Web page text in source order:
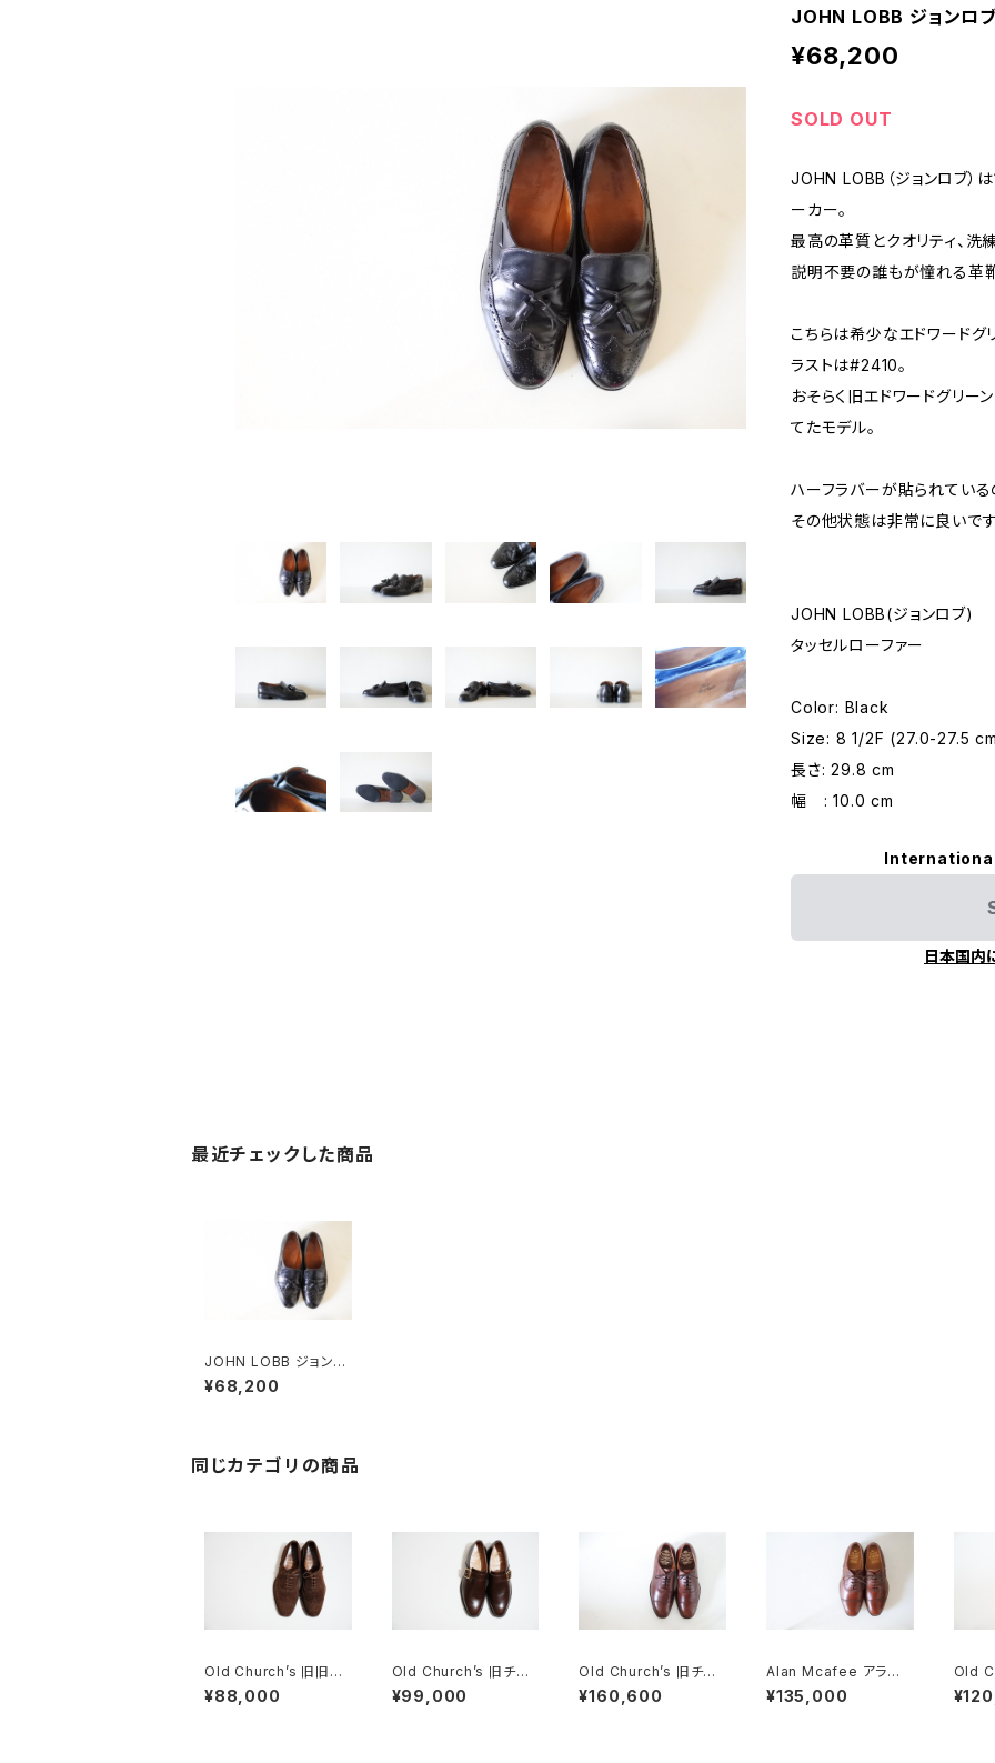
JOHN LOBB ジョンロ
¥68,200
SOLD OUT
JOHN LOBB（ジョンロブ）
ーカー。
最高の革質とクオリティ、洗
説明不要の誰もが憧れる革
こちらは希少なエドワードグ
ラストは#2410。
おそらく旧エドワードグリ
てたモデル。
ハーフラバーが貼られている
その他状態は非常に良いです
JOHN LOBB(ジョンロブ)
タッセルローファー
Color: Black
Size: 8 1/2F (27.0-27.5
長さ: 29.8 cm
幅 : 10.0 cm
日本国内
最近チェックした商品
JOHN LOBB ジョンロ
ブ タッセルローファー
UK8.5
¥68,200
同じカテゴリの商品
Old Church’s 旧旧チ
ャーチ 二都市 Buck 8
5D
¥88,000
Old Church’s 旧チャ
ーチ 四都市 ASTON
シングルモンク 85F
¥99,000
Old Church’s 旧チャ
ーチ 三都市 CONSUL
85D DEADSTOCK
¥160,600
Alan Mcafee アラン
マカフィー オールドチャ
ーチ 二都市 旧旧チャー
¥135,000
Old
し
ャッ